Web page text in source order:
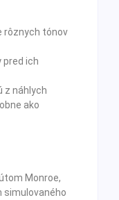
rôznych tónov
pred ich
z náhlych
ako
Monroe,
simulovaného